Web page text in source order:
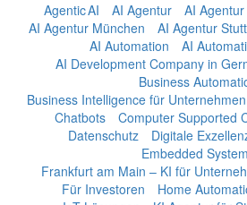
Agentic AI
AI Agentur
AI
AI Agentur München
AI Agentur
AI Automation
AI
AI Development Company in
Business
Business Intelligence für Unternehmen
Chatbots
Computer Supported
Datenschutz
Digitale
Embedded
Frankfurt am Main – KI für
Für Investoren
Home